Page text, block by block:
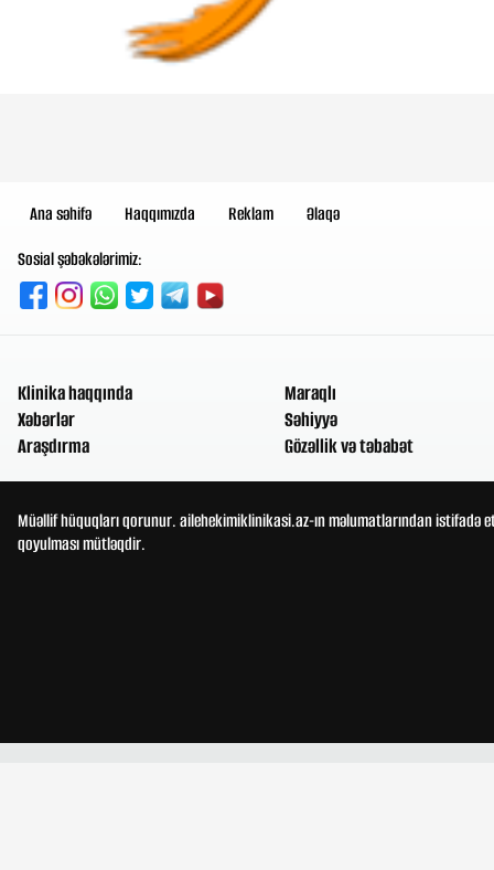
Ana səhifə Haqqımızda Reklam
Əlaqə
Sosial şəbəkələrimiz:
Klinika haqqında
Xəbərlər
Araşdırma
Maraqlı
Səhiyyə
Gözəllik və təbabət
Müəllif hüquqları qorunur. ailehekimiklinikasi.az-ın məlumatlarından
qoyulması mütləqdir.